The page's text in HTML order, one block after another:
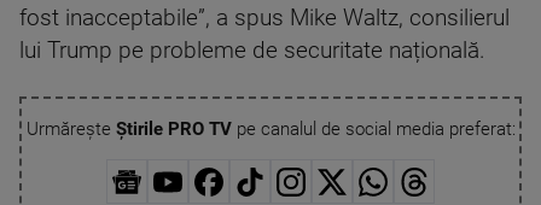
fost inacceptabile”, a spus Mike Waltz, consilierul
lui Trump pe probleme de securitate națională.
Urmărește Știrile PRO TVpe canalul de social media preferat: